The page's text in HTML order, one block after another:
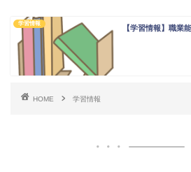
学習情報
【学習情報】職業
HOME 学習情報